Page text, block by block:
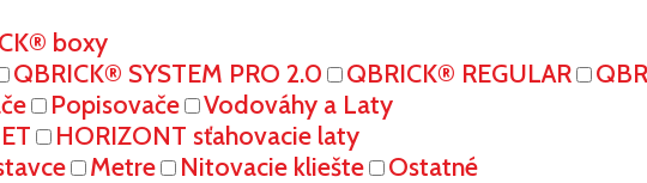
boxy
QBRICK® SYSTEM PRO 2.0 QBRICK® REGULAR
Popisovače
Vodováhy a Laty
HORIZONT sťahovacie laty
Metre Nitovacie kliešte
Ostatné